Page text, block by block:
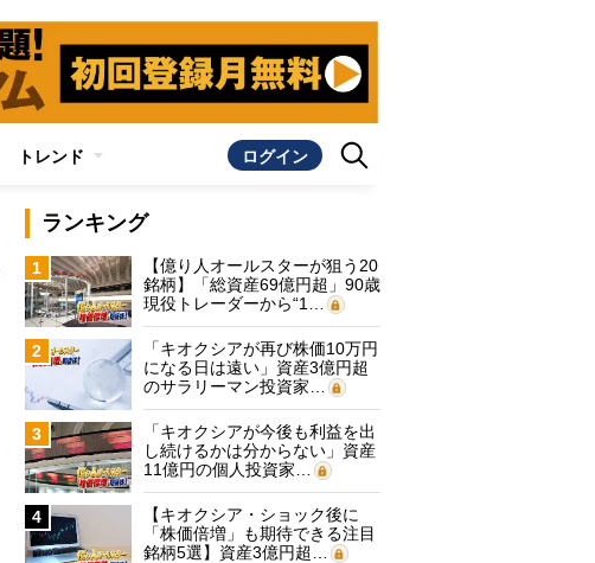
トレンド ログイン
ランキング
1
【億り人オールスターが狙う20
銘柄】「総資産69億円超」90歳
現役トレーダーから“1…
2
「キオクシアが再び株価10万円
になる日は遠い」資産3億円超
のサラリーマン投資家…
3
「キオクシアが今後も利益を出
し続けるかは分からない」資産
11億円の個人投資家…
4
【キオクシア・ショック後に
「株価倍増」も期待できる注目
銘柄5選】資産3億円超…